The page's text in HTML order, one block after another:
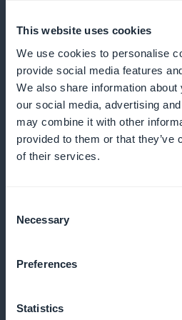
This website uses cookies
We use cookies to personalise
provide social media features
We also share information
our social media, advertising
may combine it with other
provided to them or that they’ve
of their services.
Selection
Necessary
Preferences
Statistics
Lähetä muistutuksia ja
esiintymättömät tilaukset ja
varauksiin
Kanta-asiakasohjelma
ja palkkioilla